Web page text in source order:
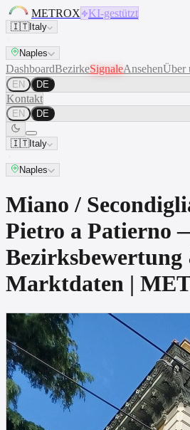
METROX KI-gestützt
🇮🇹Italy
Naples
DashboardBezirkeSignaleAnsehenÜber
EN DE
Kontakt
EN DE
🇮🇹Italy
Naples
Miano /
Pietro a Patierno
Bezirksbewertung
Marktdaten |